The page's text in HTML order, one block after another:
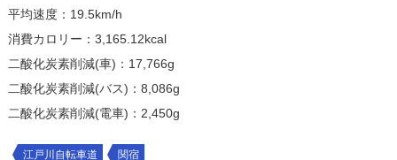
平均速度：19.5km/h
消費カロリー：3,165.12kcal
二酸化炭素削減(車)：17,766g
二酸化炭素削減(バス)：8,086g
二酸化炭素削減(電車)：2,450g
江戸川自転車道 関宿